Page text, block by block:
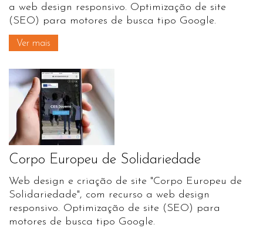
a web design responsivo. Optimização de site
(SEO) para motores de busca tipo Google.
Ver mais
Corpo Europeu de Solidariedade
Web design e criação de site "Corpo Europeu de
Solidariedade", com recurso a web design
responsivo. Optimização de site (SEO) para
motores de busca tipo Google.